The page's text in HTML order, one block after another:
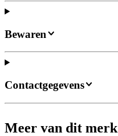
Bewaren
Contactgegevens
Meer van dit merk